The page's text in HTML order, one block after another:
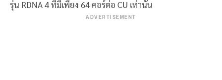
รุ่น RDNA 4 ที่มีเพียง 64 คอร์ต่อ CU เท่านั้น
ADVERTISEMENT